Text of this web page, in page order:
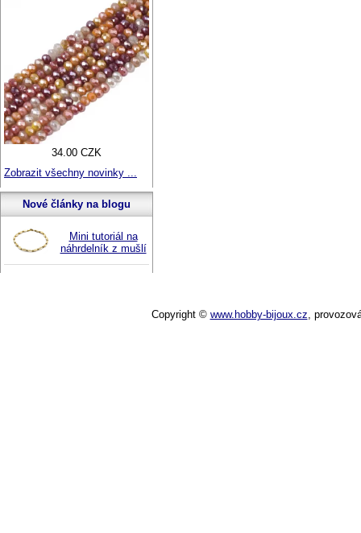
34.00 CZK
Zobrazit všechny novinky ...
Nové články na blogu
Mini tutoriál na
náhrdelník z mušlí
Copyright © www.hobby-bijoux.cz,